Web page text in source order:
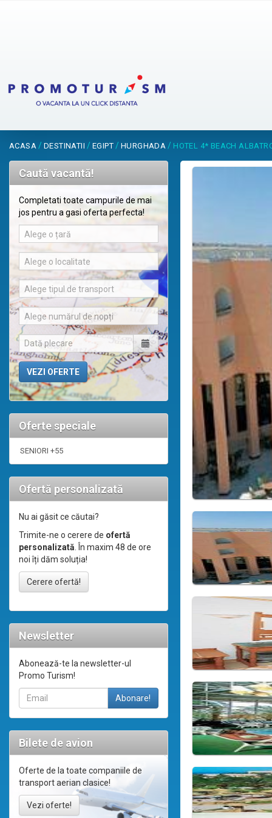
ACASA / DESTINATII / EGIPT / HURGHADA / HOTEL 4* BEACH
Caută vacantă!
Completati toate campurile de mai
jos pentru a gasi oferta perfecta!
Alege o țară
Alege o localitate
Alege tipul de transport
Alege numărul de nopți
Oferte speciale
SENIORI +55
Ofertă personalizată
Nu ai găsit ce căutai?
Trimite-ne o cerere de ofertă
personalizată. În maxim 48 de ore
noi îți dăm soluția!
Cerere ofertă!
Newsletter
Abonează-te la newsletter-ul
Promo Turism!
Bilete de avion
Oferte de la toate companiile de
transport aerian clasice!
Vezi oferte!